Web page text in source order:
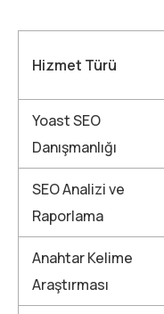
Hizmet Türü
Yoast SEO
Danışmanlığı
SEO Analizi ve
Raporlama
Anahtar Kelime
Araştırması